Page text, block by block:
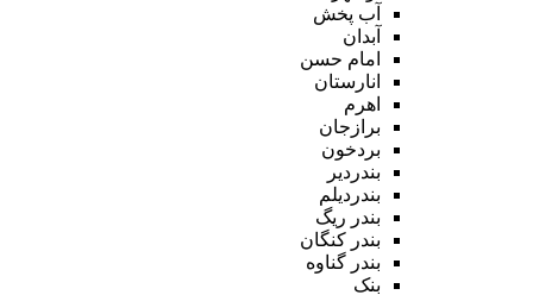
آب پخش
آبدان
امام حسن
انارستان
اهرم
برازجان
بردخون
بندردیر
بندردیلم
بندر ریگ
بندر کنگان
بندر گناوه
بنک